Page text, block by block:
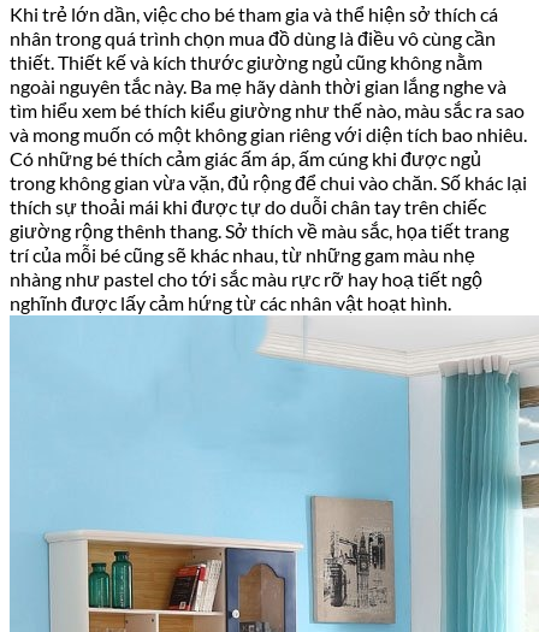
Khi trẻ lớn dần, việc cho bé tham gia và thể hiện sở thích cá
nhân trong quá trình chọn mua đồ dùng là điều vô cùng cần
thiết. Thiết kế và kích thước giường ngủ cũng không nằm
ngoài nguyên tắc này. Ba mẹ hãy dành thời gian lắng nghe và
tìm hiểu xem bé thích kiểu giường như thế nào, màu sắc ra sao
và mong muốn có một không gian riêng với diện tích bao nhiêu.
Có những bé thích cảm giác ấm áp, ấm cúng khi được ngủ
trong không gian vừa vặn, đủ rộng để chui vào chăn. Số khác lại
thích sự thoải mái khi được tự do duỗi chân tay trên chiếc
giường rộng thênh thang. Sở thích về màu sắc, họa tiết trang
trí của mỗi bé cũng sẽ khác nhau, từ những gam màu nhẹ
nhàng như pastel cho tới sắc màu rực rỡ hay hoạ tiết ngộ
nghĩnh được lấy cảm hứng từ các nhân vật hoạt hình.